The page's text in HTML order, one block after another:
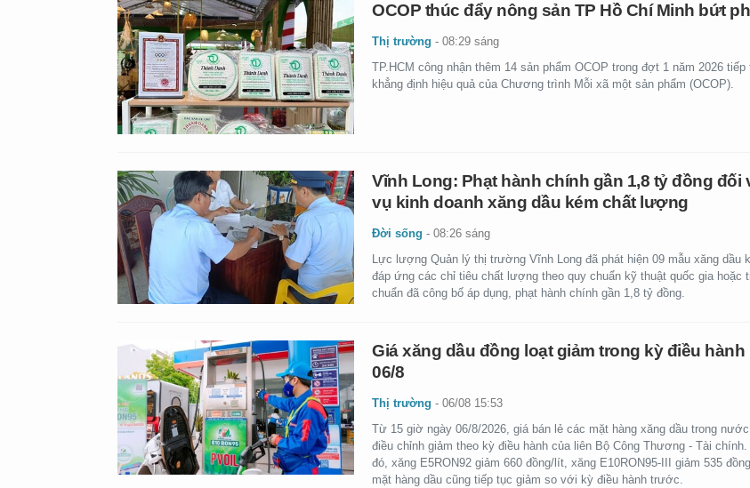
OCOP thúc đẩy nông sản TP Hồ Chí Minh bứt
Thị trường -08:29 sáng
TP.HCM công nhận thêm 14 sản phẩm OCOP trong đợt 1 năm 2026 tiếp
khẳng định hiệu quả của Chương trình Mỗi xã một sản phẩm (OCOP).
Vĩnh Long: Phạt hành chính gần 1,8 tỷ đồng đối
vụ kinh doanh xăng dầu kém chất lượng
Đời sống -08:26 sáng
Lực lượng Quản lý thị trường Vĩnh Long đã phát hiện 09 mẫu xăng dầu
đáp ứng các chỉ tiêu chất lượng theo quy chuẩn kỹ thuật quốc gia hoặc
chuẩn đã công bố áp dụng, phạt hành chính gần 1,8 tỷ đồng.
Giá xăng dầu đồng loạt giảm trong kỳ điều hành
06/8
Thị trường -06/08 15:53
Từ 15 giờ ngày 06/8/2026, giá bán lẻ các mặt hàng xăng dầu trong
điều chỉnh giảm theo kỳ điều hành của liên Bộ Công Thương - Tài chính.
đó, xăng E5RON92 giảm 660 đồng/lít, xăng E10RON95-III giảm 535
mặt hàng dầu cũng tiếp tục giảm so với kỳ điều hành trước.